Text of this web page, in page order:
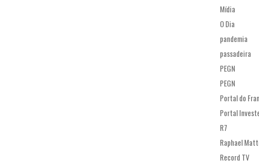
Mídia
O Dia
pandemia
passadeira
PEGN
PEGN
Portal do
Portal
R7
Raphael
Record TV